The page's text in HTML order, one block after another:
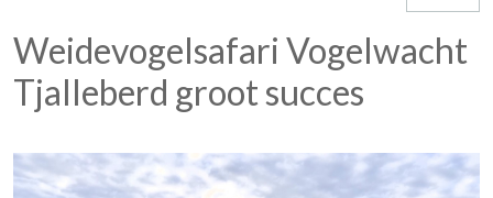
Weidevogelsafari Vogelwacht
Tjalleberd groot succes